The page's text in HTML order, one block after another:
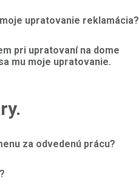
upratovanie reklamácia?
pri upratovaní na dome
mu moje upratovanie.
za odvedenú prácu?